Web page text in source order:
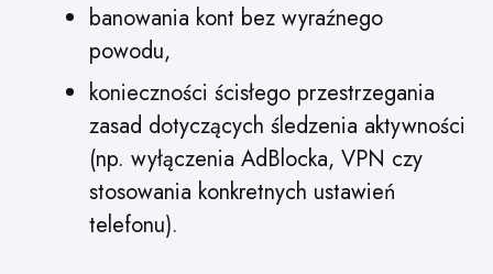
banowania kont bez wyraźnego
powodu,
konieczności ścisłego przestrzegania
zasad dotyczących śledzenia aktywności
(np. wyłączenia AdBlocka, VPN czy
stosowania konkretnych ustawień
telefonu).